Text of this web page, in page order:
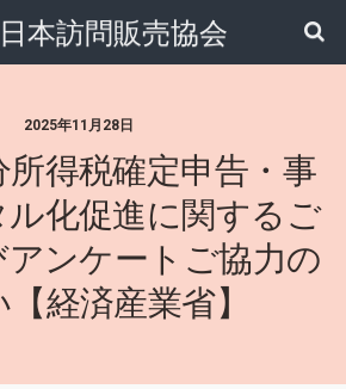
本訪問販売協会
2025年11月28日
所得税確定申告・事
化促進に関するご
ンケートご協力の
経済産業省】